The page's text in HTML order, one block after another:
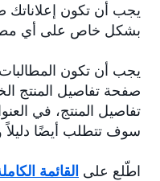
يجب أن تكون إعلاناتك
بشكل خاص على أي
يجب أن تكون
صفحة تفاصيل المنتج
تفاصيل المنتج، في
سوف تتطلب أيضًا دليلاً
اطّلع على القائمة